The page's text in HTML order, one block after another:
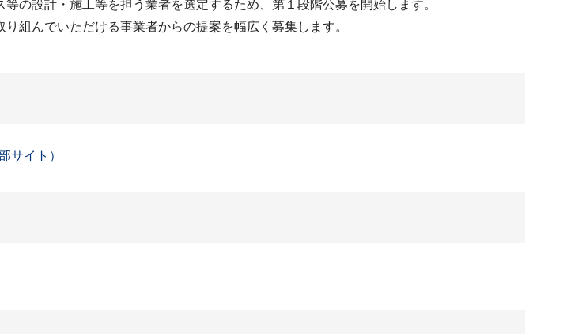
の設計・施工等を担う業者を選定するため、第１段階公募を開始します。
組んでいただける事業者からの提案を幅広く募集します。
サイト）